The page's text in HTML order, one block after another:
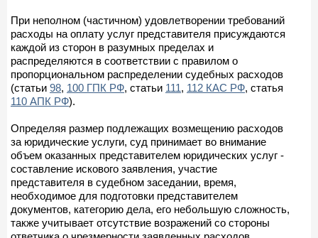
При неполном (частичном) удовлетворении требований
расходы на оплату услуг представителя присуждаются
каждой из сторон в разумных пределах и
распределяются в соответствии с правилом о
пропорциональном распределении судебных расходов
(статьи 98, 100 ГПК РФ, статьи 111, 112 КАС РФ, статья
110 АПК РФ).
Определяя размер подлежащих возмещению расходов
за юридические услуги, суд принимает во внимание
объем оказанных представителем юридических услуг -
составление искового заявления, участие
представителя в судебном заседании, время,
необходимое для подготовки представителем
документов, категорию дела, его небольшую сложность,
также учитывает отсутствие возражений со стороны